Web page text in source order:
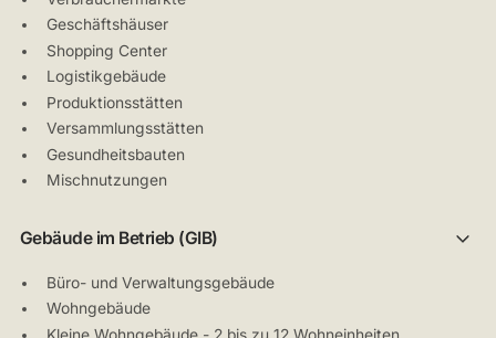
Geschäftshäuser
Shopping Center
Logistikgebäude
Produktionsstätten
Versammlungsstätten
Gesundheitsbauten
Mischnutzungen
Gebäude im Betrieb (GIB)
Büro- und Verwaltungsgebäude
Wohngebäude